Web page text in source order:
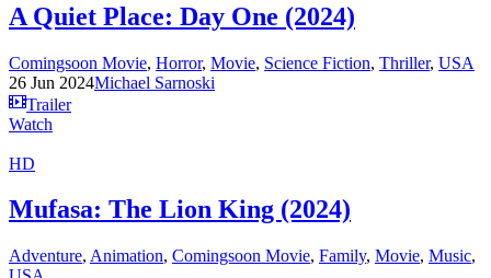
A Quiet Place: Day One (2024)
Comingsoon Movie, Horror, Movie, Science Fiction, Thriller, USA
26 Jun 2024Michael Sarnoski
Trailer
Watch
HD
Mufasa: The Lion King (2024)
Adventure, Animation, Comingsoon Movie, Family, Movie, Music,